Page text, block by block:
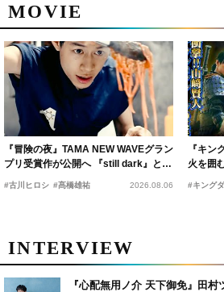
MOVIE
『冒険の夜』TAMA NEW WAVEグラン
プリ受賞作が公開へ 『still dark』と同
#古川ヒロシ #髙橋雄祐 2026.08.06
『キン
火を囲
#キング
INTERVIEW
『心配無用ノ介 天下御免』田